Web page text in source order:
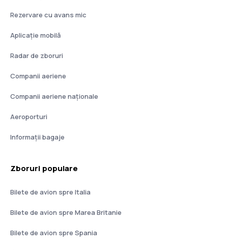
Rezervare cu avans mic
Aplicație mobilă
Radar de zboruri
Companii aeriene
Companii aeriene naţionale
Aeroporturi
Informații bagaje
Zboruri populare
Bilete de avion spre Italia
Bilete de avion spre Marea Britanie
Bilete de avion spre Spania